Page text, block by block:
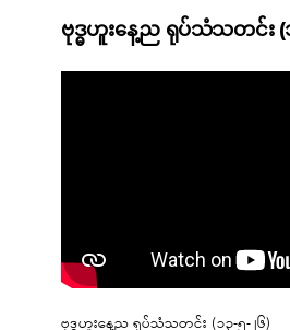
ဗုဒ္ဓဟူးနေ့ည ရုပ်သံသတင်း (
ဗုဒ္ဓဟူးနေ့ည ရုပ်သံသတင်း (၁၃-၅-၂၆)